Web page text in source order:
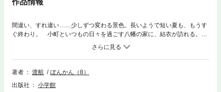
作品情報
間違い、すれ違い……少しずつ変わる景色。長いようで短い夏も、もうす
ぐ終わり。 小町といつもの日々を過ごす八幡の家に、結衣が訪れる。
さらには戸塚からの誘い、クラスメイトからの頼み事……そして花火大会
で偶然再会したのは、雪乃の姉・陽乃だった！ 孤高を貫く“ぼっちの達
人”八幡のスルースキルをもってしても、見過ごせない、やり過ごせない事
実が雪乃、結衣、八幡の３人の関係を少しずつ変えていく。 「みんなが
位など、各所で高い評価を受け、今最も注目を集めるシリーズ。 間違い
著者 渡航
ぽんかん（8）
出版社
小学館